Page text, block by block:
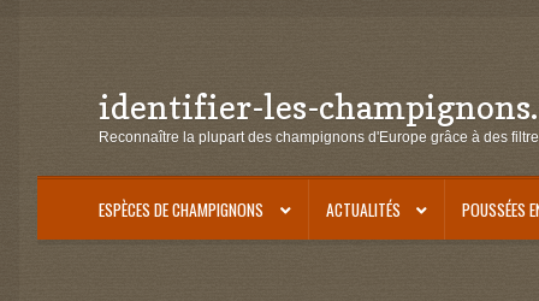
Aller
à
navigation
Aller
au
identifier-les-
Reconnaître la plupart des champignons d'Europe grâce à des
ESPÈCES DE CHAMPIGNONS ACTUALITÉS POUSSÉES